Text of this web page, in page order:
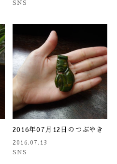
SNS
2016年07月12日のつぶやき
2016.07.13
SNS